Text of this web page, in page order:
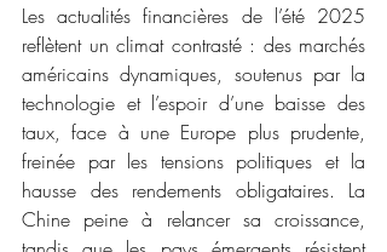
Les actualités financières de l’été 2025
reflètent un climat contrasté : des marchés
américains dynamiques, soutenus par la
technologie et l’espoir d’une baisse des
taux, face à une Europe plus prudente,
freinée par les tensions politiques et la
hausse des rendements obligataires. La
Chine peine à relancer sa croissance,